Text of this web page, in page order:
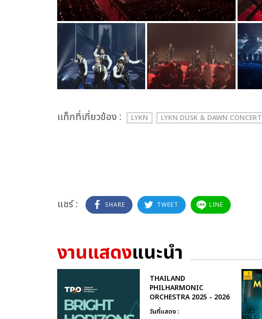
เเท็กที่เกี่ยวข้อง : LYKN LYKN DUSK & DAWN CONCERT
แชร์ : SHARE TWEET LINE
งานแสดงแนะนำ
THAILAND
PHILHARMONIC
ORCHESTRA 2025 - 2026
วันที่แสดง :